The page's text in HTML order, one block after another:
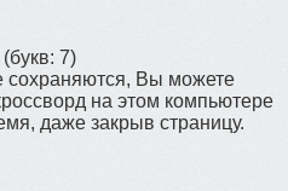
(букв: 7)
Вы можете
на этом компьютере
даже закрыв страницу.